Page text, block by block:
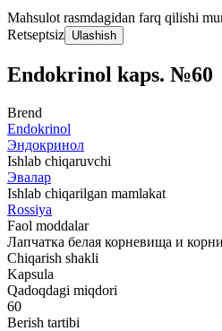
Mahsulot rasmdagidan farq qilishi
Retseptsiz Ulashish
Endokrinol kaps. №60
Brend
Endokrinol
Эндокринол
Ishlab chiqaruvchi
Эвалар
Ishlab chiqarilgan mamlakat
Rossiya
Faol moddalar
Лапчатка белая корневища и
Chiqarish shakli
Kapsula
Qadoqdagi miqdori
60
Berish tartibi